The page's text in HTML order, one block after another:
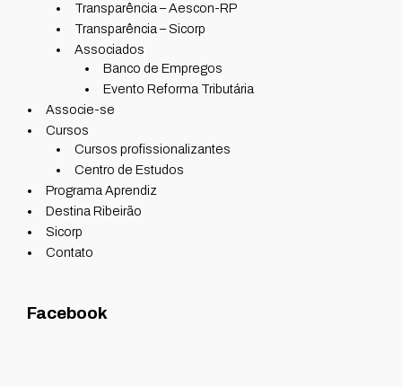
Transparência – Aescon-RP
Transparência – Sicorp
Associados
Banco de Empregos
Evento Reforma Tributária
Associe-se
Cursos
Cursos profissionalizantes
Centro de Estudos
Programa Aprendiz
Destina Ribeirão
Sicorp
Contato
Facebook